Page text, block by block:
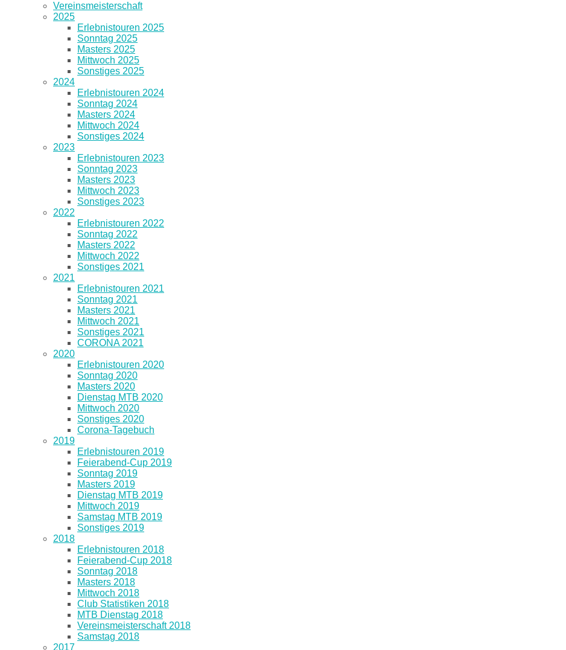
Vereinsmeisterschaft
2025
Erlebnistouren 2025
Sonntag 2025
Masters 2025
Mittwoch 2025
Sonstiges 2025
2024
Erlebnistouren 2024
Sonntag 2024
Masters 2024
Mittwoch 2024
Sonstiges 2024
2023
Erlebnistouren 2023
Sonntag 2023
Masters 2023
Mittwoch 2023
Sonstiges 2023
2022
Erlebnistouren 2022
Sonntag 2022
Masters 2022
Mittwoch 2022
Sonstiges 2021
2021
Erlebnistouren 2021
Sonntag 2021
Masters 2021
Mittwoch 2021
Sonstiges 2021
CORONA 2021
2020
Erlebnistouren 2020
Sonntag 2020
Masters 2020
Dienstag MTB 2020
Mittwoch 2020
Sonstiges 2020
Corona-Tagebuch
2019
Erlebnistouren 2019
Feierabend-Cup 2019
Sonntag 2019
Masters 2019
Dienstag MTB 2019
Mittwoch 2019
Samstag MTB 2019
Sonstiges 2019
2018
Erlebnistouren 2018
Feierabend-Cup 2018
Sonntag 2018
Masters 2018
Mittwoch 2018
Club Statistiken 2018
MTB Dienstag 2018
Vereinsmeisterschaft 2018
Samstag 2018
2017